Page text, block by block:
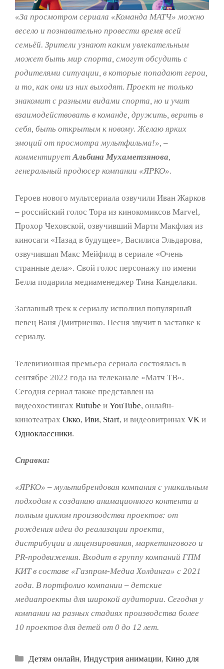
«За просмотром сериала «Команда МАТЧ» можно
весело и познавательно провести время всей
семьёй. Зрители узнают каким увлекательным
может быть мир спорта, смогут обсудить с
родителями ситуации, в которые попадают герои,
и то, как они из них выходят. Проект не только
знакомит с разными видами спорта, но и учит
взаимодействовать в команде, дружить, верить в
себя, быть открытым к новому. Желаю ярких
эмоций от просмотра мультфильма!», –
комментируетАльбина Мухаметзянова,
генеральный продюсер компании «ЯРКО».
Героев нового мультсериала озвучили Иван Жарков
– российский голос Тора из кинокомиксов Marvel,
Прохор Чеховской, озвучивший Марти Макфлая из
киносаги «Назад в будущее», Василиса Эльдарова,
озвучившая Макс Мейфилд в сериале «Очень
странные дела». Свой голос персонажу по имени
Белла подарила медиаменеджер Тина Канделаки.
‍Заглавный трек к сериалу исполнил популярный
певец Ваня Дмитриенко. Песня звучит в заставке к
сериалу.
Телевизионная премьера сериала состоялась в
сентябре 2022 года на телеканале «Матч ТВ».
Сегодня сериал также представлен на
видеохостингах Rutube и YouTube, онлайн-
кинотеатрах Окко, Иви, Start, и видеовитринах VK и
Одноклассники.
Справка:
«ЯРКО» – мультибрендовая компания с уникальным
подходом к созданию анимационного контента и
полным циклом производства проектов: от
рождения идеи до реализации проекта,
дистрибуции и лицензирования, маркетингового и
PR-продвижения. Входит в группу компаний ГПМ
КИТ в составе «Газпром-Медиа Холдинга» с 2021
года. В портфолио компании – детские
медиапроекты для широкой аудитории. Сегодня у
компании на разных стадиях производства более
10 проектов для детей от 0 до 12 лет.‍
Рубрики
Детям онлайн,Индустрия анимации,Кино для